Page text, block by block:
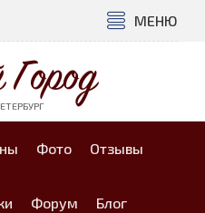
МЕНЮ
Фото Отзывы
Форум Блог